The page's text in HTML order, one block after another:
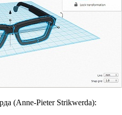
(Anne-Pieter Strikwerda):